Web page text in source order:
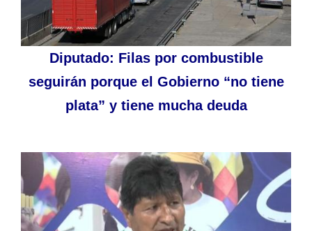
Diputado: Filas por combustible
seguirán porque el Gobierno “no tiene
plata” y tiene mucha deuda